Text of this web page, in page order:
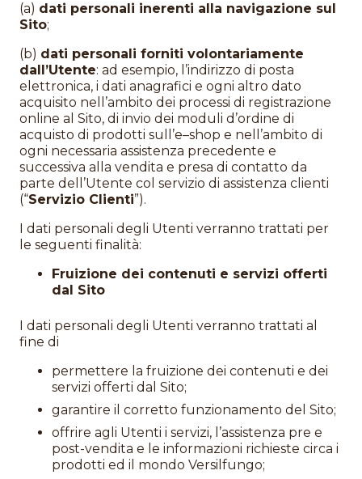
(a) dati personali inerenti alla navigazione sul
Sito;
(b) dati personali forniti volontariamente
dall’Utente: ad esempio, l’indirizzo di posta
elettronica, i dati anagrafici e ogni altro dato
acquisito nell’ambito dei processi di registrazione
online al Sito, di invio dei moduli d’ordine di
acquisto di prodotti sull’e–shop e nell’ambito di
ogni necessaria assistenza precedente e
successiva alla vendita e presa di contatto da
parte dell’Utente col servizio di assistenza clienti
(“Servizio Clienti”).
I dati personali degli Utenti verranno trattati per
le seguenti finalità:
Fruizione dei contenuti e servizi offerti
dal Sito
I dati personali degli Utenti verranno trattati al
fine di
permettere la fruizione dei contenuti e dei
servizi offerti dal Sito;
garantire il corretto funzionamento del Sito;
offrire agli Utenti i servizi, l’assistenza pre e
post-vendita e le informazioni richieste circa i
prodotti ed il mondo Versilfungo;